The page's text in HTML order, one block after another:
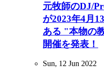
元牧師のDJ/
が2023年4月
ある "本物の
開催を発表！
Sun, 12 Jun 2022